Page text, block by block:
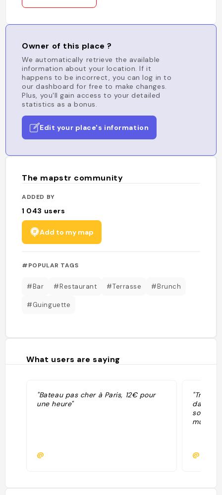
Owner of this place ?
We automatically retrieve the available
information about your location. If it
happens to be incorrect, you can log in to
our dashboard for free to make changes.
Plus, you'll gain access to your detailed
statistics as a bonus.
Edit your place's information
The mapstr community
ADDED BY
1 043 users
Add to my map
#POPULAR TAGS
#Bar #Restaurant #Terrasse #Brunch
#Guinguette
What users are saying
"Bateau pas cher à Paris, 12€ pour
une heure"
@
"Très
dans le
soirée